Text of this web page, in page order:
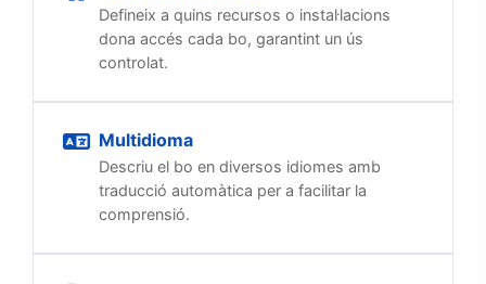
Defineix a quins recursos o instal·lacions
dona accés cada bo, garantint un ús
controlat.
Multidioma
Descriu el bo en diversos idiomes amb
traducció automàtica per a facilitar la
comprensió.